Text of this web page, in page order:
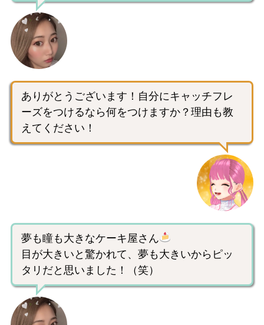
ありがとうございます！自分にキャッチフレ
ーズをつけるなら何をつけますか？理由も教
えてください！
夢も瞳も大きなケーキ屋さん
目が大きいと驚かれて、夢も大きいからピッ
タリだと思いました！（笑）